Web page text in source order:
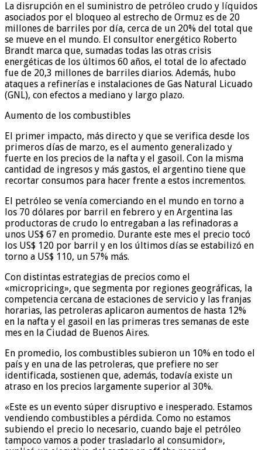
La disrupción en el suministro de petróleo crudo y líquidos
asociados por el bloqueo al estrecho de Ormuz es de 20
millones de barriles por día, cerca de un 20% del total que
se mueve en el mundo. El consultor energético Roberto
Brandt marca que, sumadas todas las otras crisis
energéticas de los últimos 60 años, el total de lo afectado
fue de 20,3 millones de barriles diarios. Además, hubo
ataques a refinerías e instalaciones de Gas Natural Licuado
(GNL), con efectos a mediano y largo plazo.
Aumento de los combustibles
El primer impacto, más directo y que se verifica desde los
primeros días de marzo, es el aumento generalizado y
fuerte en los precios de la nafta y el gasoil. Con la misma
cantidad de ingresos y más gastos, el argentino tiene que
recortar consumos para hacer frente a estos incrementos.
El petróleo se venía comerciando en el mundo en torno a
los 70 dólares por barril en febrero y en Argentina las
productoras de crudo lo entregaban a las refinadoras a
unos US$ 67 en promedio. Durante este mes el precio tocó
los US$ 120 por barril y en los últimos días se estabilizó en
torno a US$ 110, un 57% más.
Con distintas estrategias de precios como el
«micropricing», que segmenta por regiones geográficas, la
competencia cercana de estaciones de servicio y las franjas
horarias, las petroleras aplicaron aumentos de hasta 12%
en la nafta y el gasoil en las primeras tres semanas de este
mes en la Ciudad de Buenos Aires.
En promedio, los combustibles subieron un 10% en todo el
país y en una de las petroleras, que prefiere no ser
identificada, sostienen que, además, todavía existe un
atraso en los precios largamente superior al 30%.
«Este es un evento súper disruptivo e inesperado. Estamos
vendiendo combustibles a pérdida. Como no estamos
subiendo el precio lo necesario, cuando baje el petróleo
tampoco vamos a poder trasladarlo al consumidor»,